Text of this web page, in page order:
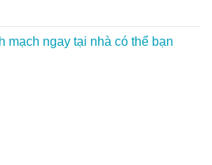
mạch ngay tại nhà có thể bạn